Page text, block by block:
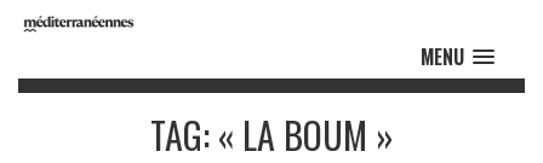
MENU
TAG: « LA BOUM »